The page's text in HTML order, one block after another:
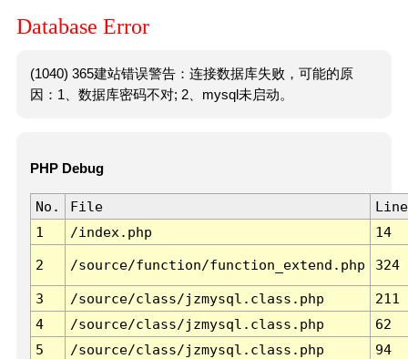
Database Error
(1040) 365建站错误警告：连接数据库失败，可能的原
因：1、数据库密码不对; 2、mysql未启动。
PHP Debug
No. File
Line
1
/index.php 14
2 /source/function/function_extend.php 324
3 /source/class/jzmysql.class.php
211
4
/source/class/jzmysql.class.php
62
5
/source/class/jzmysql.class.php
94